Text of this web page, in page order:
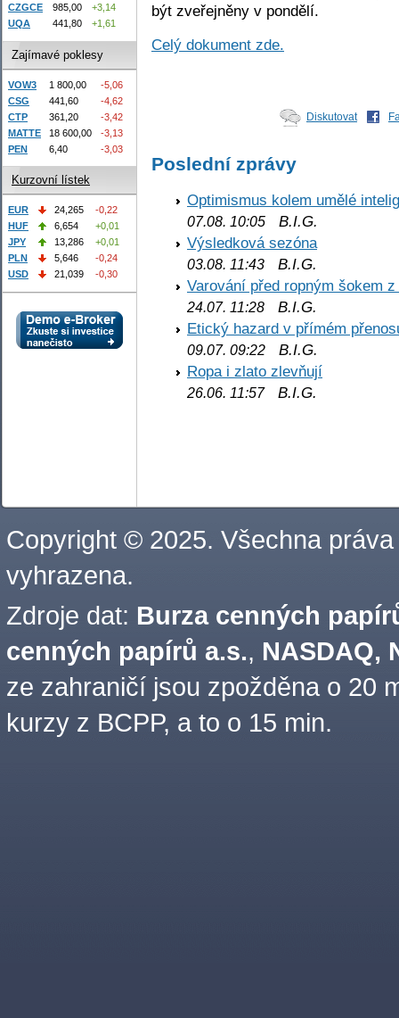
být zveřejněny v pondělí.
Celý dokument zde.
Diskutovat
Poslední zprávy
Optimismus kolem umělé
07.08. 10:05 B.I.G.
Výsledková sezóna
03.08. 11:43 B.I.G.
Varování před ropným šokem
24.07. 11:28 B.I.G.
Etický hazard v přímém
09.07. 09:22 B.I.G.
Ropa i zlato zlevňují
26.06. 11:57B.I.G.
CZGCE
985,00
+3,14
UQA
441,80 +1,61
Zajímavé poklesy
VOW3 1 800,00
-5,06
CSG
441,60
-4,62
CTP
361,20
-3,42
MATTE
18 600,00
-3,13
PEN
6,40 -3,03
Kurzovní lístek
EUR 24,265
-0,22
HUF
6,654
+0,01
JPY
13,286
+0,01
PLN
5,646
-0,24
USD
21,039 -0,30
Copyright © 2025. Všechna práva
vyhrazena.
Zdroje dat: Burza cenných
cenných papírů a.s., NASDAQ,
ze zahraničí jsou zpožděna o 20
kurzy z BCPP, a to o 15 min.